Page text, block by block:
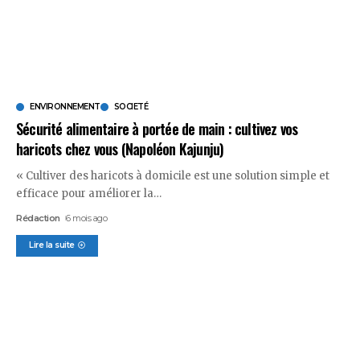
ENVIRONNEMENT SOCIETÉ
Sécurité alimentaire à portée de main : cultivez vos
haricots chez vous (Napoléon Kajunju)
« Cultiver des haricots à domicile est une solution simple et
efficace pour améliorer la…
Rédaction 6 mois ago
Lire la suite